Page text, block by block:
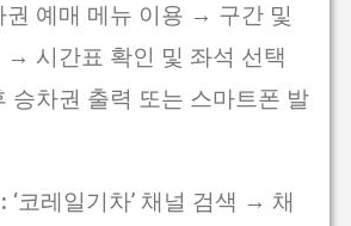
예매 메뉴 이용 → 구간 및
→ 시간표 확인 및 좌석 선택
승차권 출력 또는 스마트폰 발
‘코레일기차’ 채널 검색 → 채